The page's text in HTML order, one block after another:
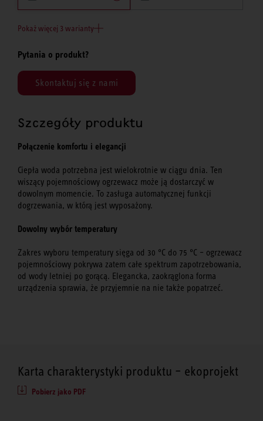
Pokaż więcej 3 warianty
Pytania o produkt?
Skontaktuj się z nami
Szczegóły produktu
Połączenie komfortu i elegancji
Ciepła woda potrzebna jest wielokrotnie w ciągu dnia. Ten
wiszący pojemnościowy ogrzewacz może ją dostarczyć w
dowolnym momencie. To zasługa automatycznej funkcji
dogrzewania, w którą jest wyposażony.
Dowolny wybór temperatury
Zakres wyboru temperatury sięga od 30 °C do 75 °C – ogrzewacz
pojemnościowy pokrywa zatem całe spektrum zapotrzebowania,
od wody letniej po gorącą. Elegancka, zaokrąglona forma
urządzenia sprawia, że przyjemnie na nie także popatrzeć.
Karta charakterystyki produktu – ekoprojekt
Pobierz jako PDF